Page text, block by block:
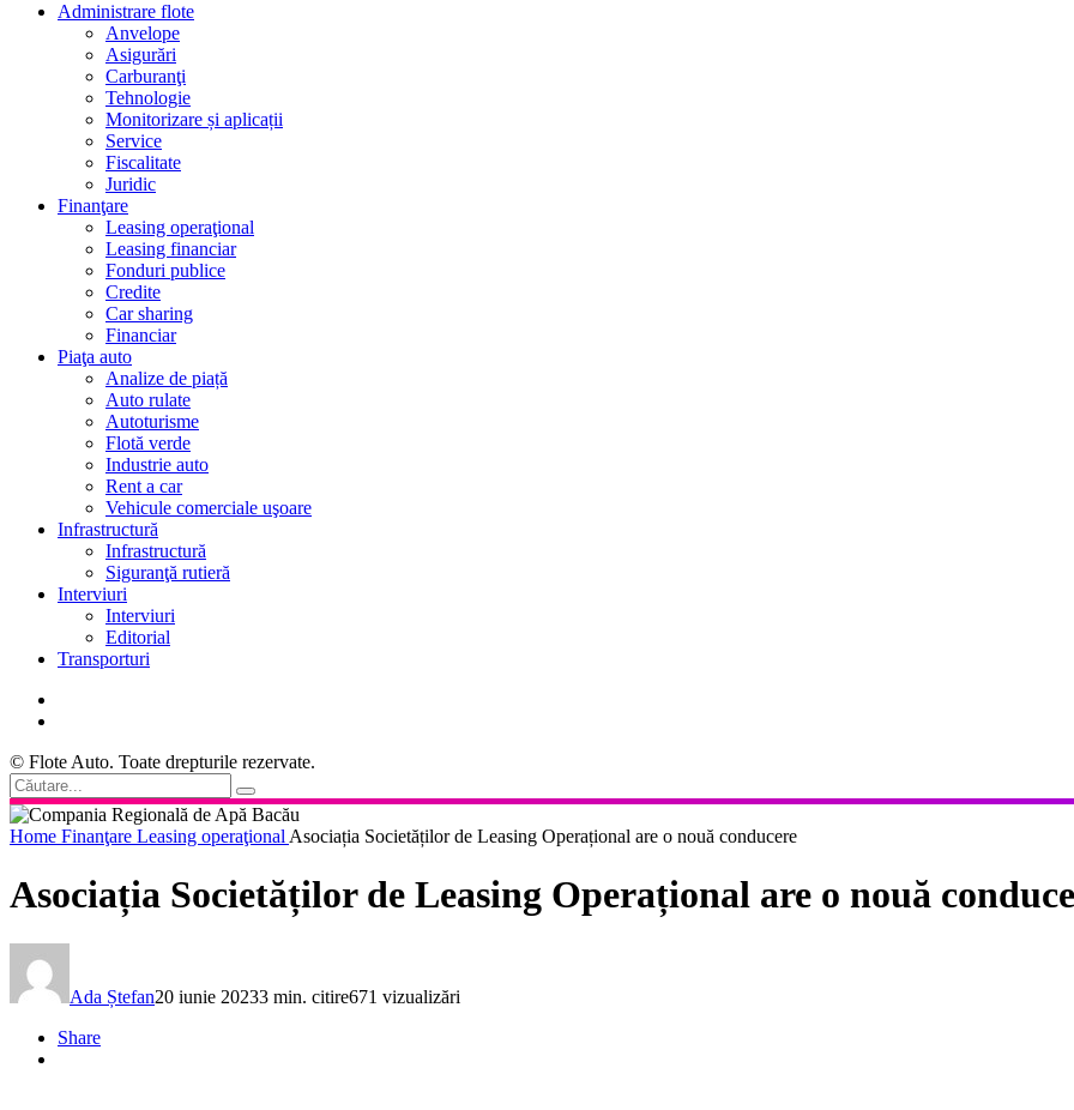
Administrare flote
Anvelope
Asigurări
Carburanţi
Tehnologie
Monitorizare și aplicații
Service
Fiscalitate
Juridic
Finanţare
Leasing operaţional
Leasing financiar
Fonduri publice
Credite
Car sharing
Financiar
Piaţa auto
Analize de piață
Auto rulate
Autoturisme
Flotă verde
Industrie auto
Rent a car
Vehicule comerciale uşoare
Infrastructură
Infrastructură
Siguranţă rutieră
Interviuri
Interviuri
Editorial
Transporturi
© Flote Auto. Toate drepturile rezervate.
Home Finanţare Leasing operaţional Asociația Societăților de Leasing Operațional are o nouă conducere
Asociația Societăților de Leasing Operațional are o nouă
Ada Ștefan20 iunie 20233 min. citire671 vizualizări
Share